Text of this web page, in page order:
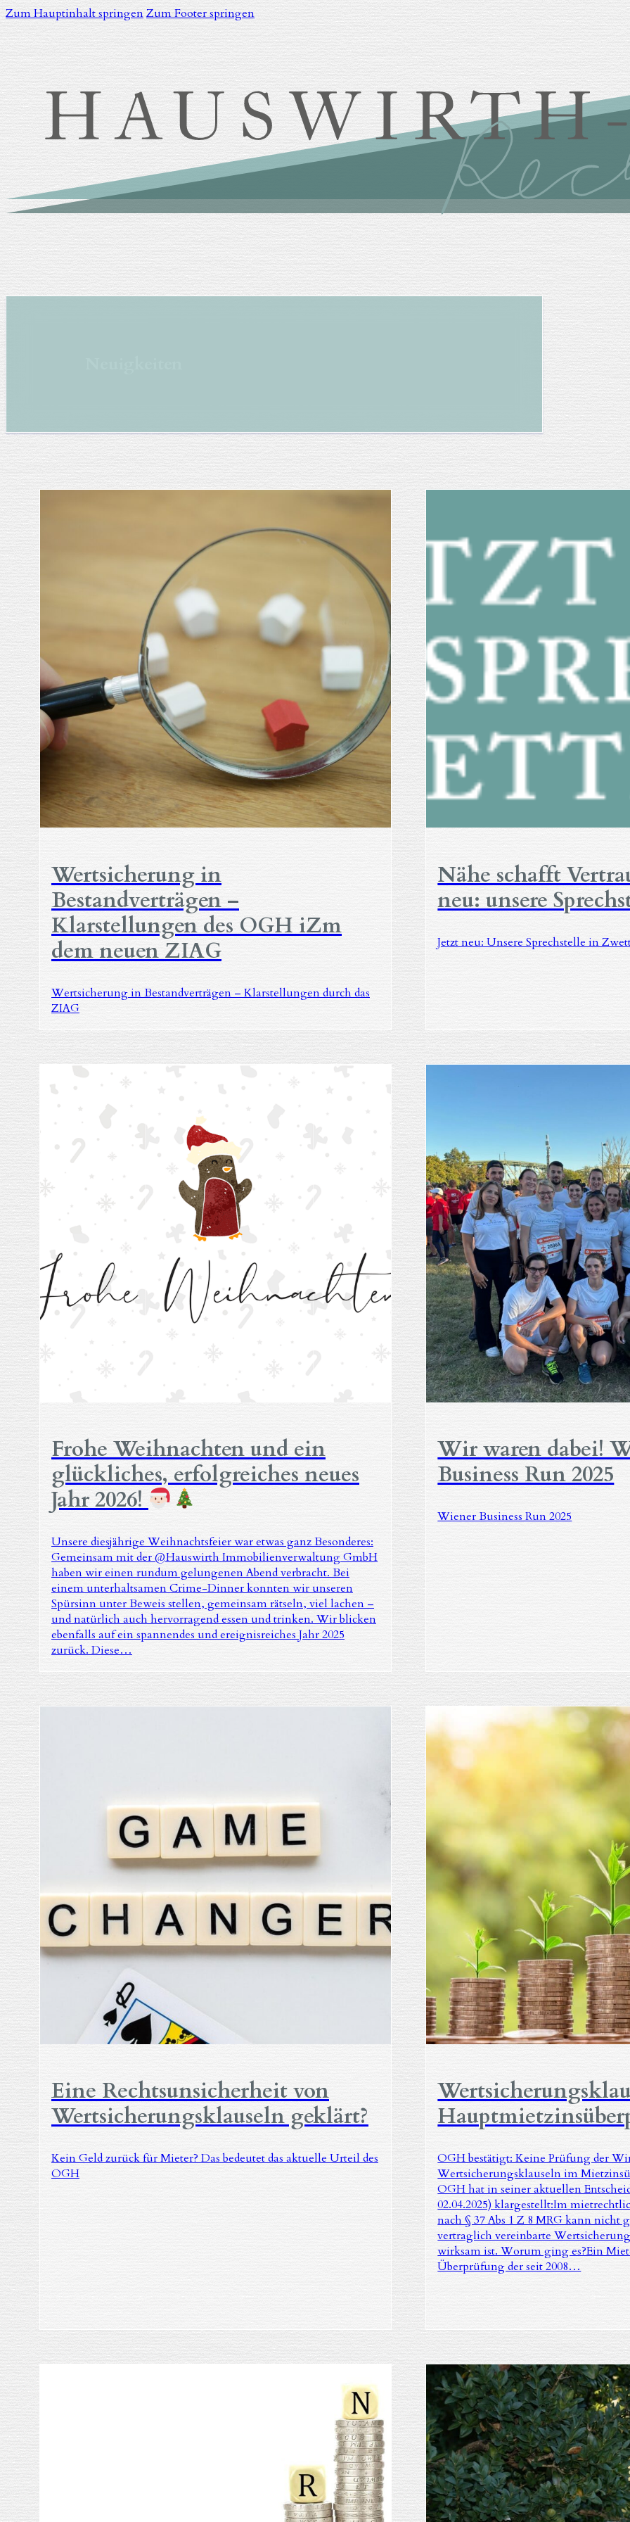
Zum Hauptinhalt springenZum Footer springen
Wertsicherung in
Bestandverträgen –
Klarstellungen des OGH iZm
dem neuen ZIAG
Wertsicherung in Bestandverträgen – Klarstellungen durch das
ZIAG
Nähe schafft
neu: unsere
Jetzt neu: Unsere Sprechstelle in
Frohe Weihnachten und ein
glückliches, erfolgreiches neues
Jahr 2026!
Unsere diesjährige Weihnachtsfeier war etwas ganz Besonderes:
Gemeinsam mit der @Hauswirth Immobilienverwaltung GmbH
haben wir einen rundum gelungenen Abend verbracht. Bei
einem unterhaltsamen Crime-Dinner konnten wir unseren
Spürsinn unter Beweis stellen, gemeinsam rätseln, viel lachen –
und natürlich auch hervorragend essen und trinken. Wir blicken
ebenfalls auf ein spannendes und ereignisreiches Jahr 2025
zurück. Diese…
Wir waren dabei!
Business Run 2025
Wiener Business Run 2025
Eine Rechtsunsicherheit von
Wertsicherungsklauseln geklärt?
Kein Geld zurück für Mieter? Das bedeutet das aktuelle Urteil des
OGH
OGH bestätigt: Keine Prüfung der
Wertsicherungsklauseln im
OGH hat in seiner aktuellen
02.04.2025) klargestellt:Im
nach § 37 Abs 1 Z 8 MRG kann nicht
vertraglich vereinbarte
wirksam ist. Worum ging es?Ein
Überprüfung der seit 2008…